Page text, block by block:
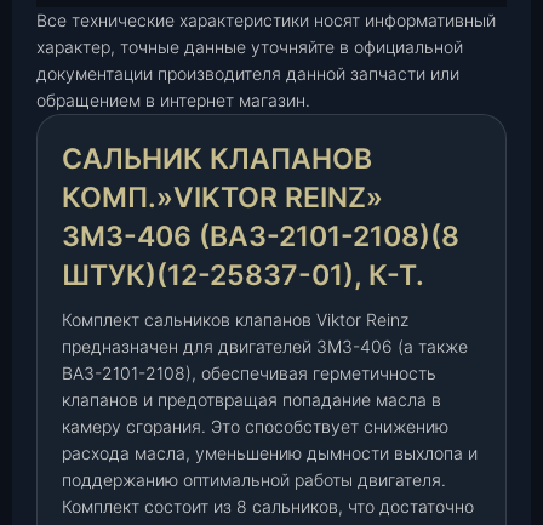
н
и
к
к
а
п
н
к
о
м
"
V
Все технические характеристики носят информативный
характер, точные данные уточняйте в официальной
документации производителя данной запчасти или
обращением в интернет магазин.
САЛЬНИК КЛАПАНОВ
КОМП.»VIKTOR REINZ»
ЗМЗ-406 (ВАЗ-2101-2108)(8
ШТУК)(12-25837-01), К-Т.
Комплект сальников клапанов Viktor Reinz
предназначен для двигателей ЗМЗ-406 (а также
ВАЗ-2101-2108), обеспечивая герметичность
клапанов и предотвращая попадание масла в
камеру сгорания. Это способствует снижению
расхода масла, уменьшению дымности выхлопа и
поддержанию оптимальной работы двигателя.
Комплект состоит из 8 сальников, что достаточно